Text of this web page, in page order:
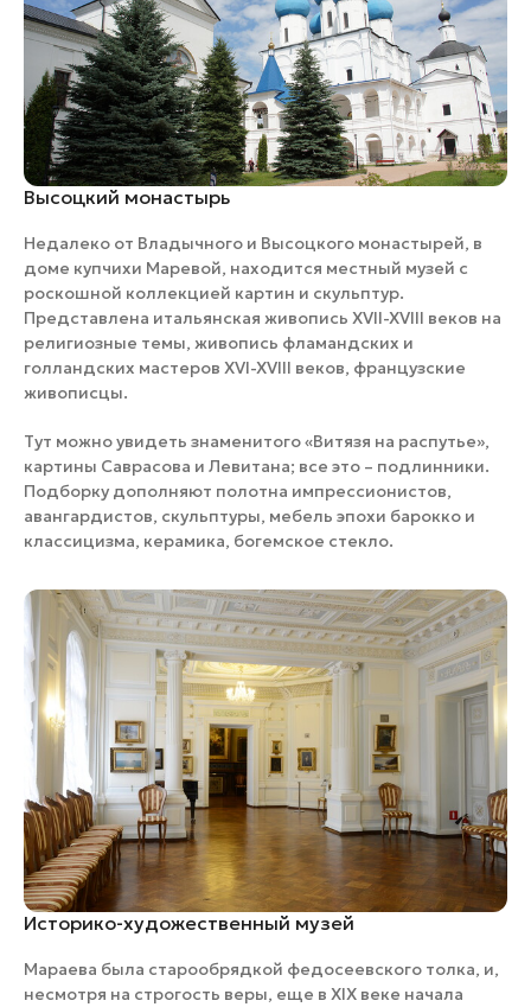
Высоцкий монастырь
Недалеко от Владычного и Высоцкого монастырей, в
доме купчихи Маревой, находится местный музей с
роскошной коллекцией картин и скульптур.
Представлена итальянская живопись XVII-XVIII веков на
религиозные темы, живопись фламандских и
голландских мастеров XVI-XVIII веков, французские
живописцы. ​
Тут можно увидеть знаменитого «Витязя на распутье»,
картины Саврасова и Левитана; все это – подлинники.
Подборку дополняют полотна импрессионистов,
авангардистов, скульптуры, мебель эпохи барокко и
классицизма, керамика, богемское стекло.
Историко-художественный музей
Мараева была старообрядкой федосеевского толка, и,
несмотря на строгость веры, еще в XIX веке начала